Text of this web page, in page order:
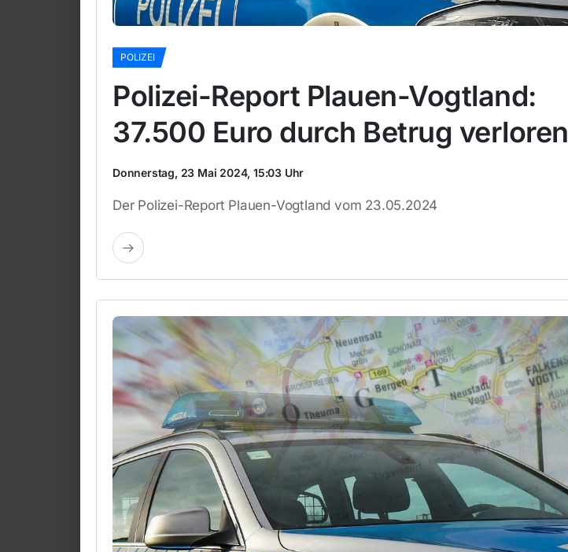
POLIZEI
Polizei-Report Plauen-Vogtland:
37.500 Euro durch Betrug verloren
Donnerstag, 23 Mai 2024, 15:03 Uhr
Der Polizei-Report Plauen-Vogtland vom 23.05.2024